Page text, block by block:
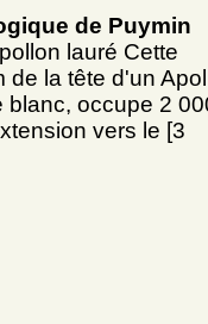
de Puymin
lauré Cette
de la tête d'un
blanc, occupe 2
vers le [3